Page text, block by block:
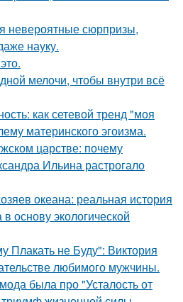
невероятные сюрпризы,
науку.
мелочи, чтобы внутри всё
как сетевой тренд "моя
материнского эгоизма.
царстве: почему
Ильина растрогало
океана: реальная история
основу экологической
Плакать не Буду": Виктория
любимого мужчины.
была про "Усталость от